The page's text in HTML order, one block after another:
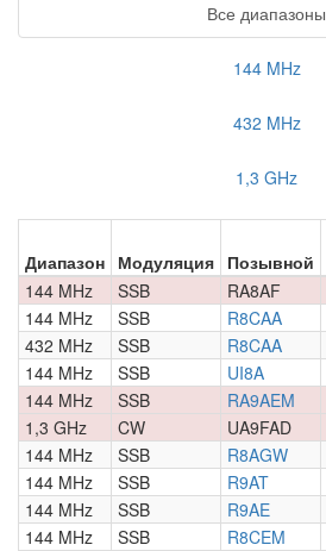
Все диапазоны
144 MHz
432 MHz
1,3 GHz
Диапазон Модуляция Позывной
144 MHz
SSB RA8AF
144 MHz
SSB R8CAA
432 MHz
SSB R8CAA
144 MHz
SSB UI8A
144 MHz
SSB RA9AEM
1,3 GHz
CW UA9FAD
144 MHz
SSB R8AGW
144 MHz
SSB R9AT
144 MHz
SSB R9AE
144 MHz
SSB R8CEM